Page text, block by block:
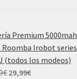
Premium 5000mah
Roomba Irobot series
(todos los modeos)
€ El
29,99€El